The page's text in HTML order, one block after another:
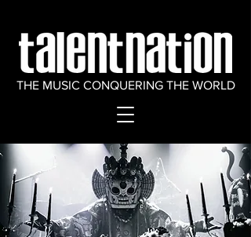
THE MUSIC CONQUERING THE WORLD